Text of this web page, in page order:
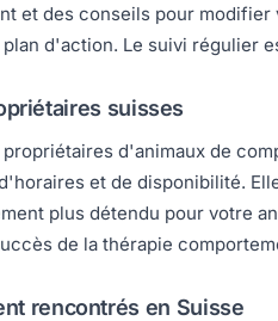
et des conseils pour
d'action. Le suivi régulier
suisses
d'animaux de
et de disponibilité.
plus détendu pour votre
de la thérapie
rencontrés en Suisse